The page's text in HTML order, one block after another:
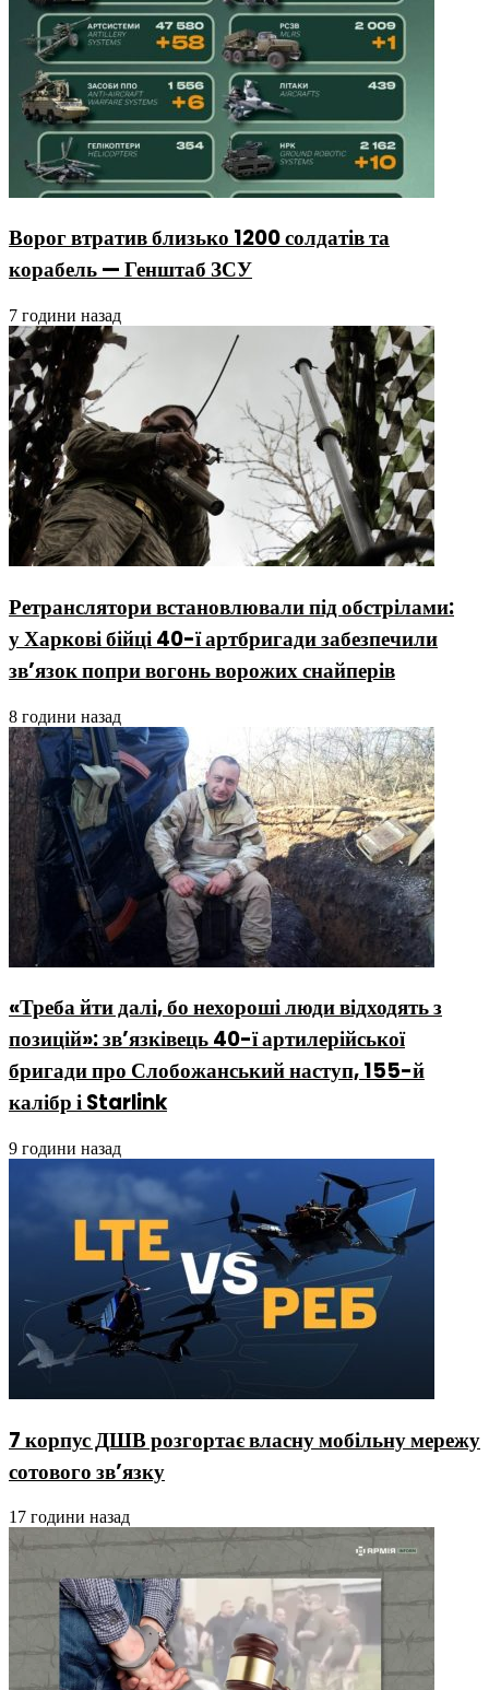
Ворог втратив близько 1200 солдатів та
корабель — Генштаб ЗСУ
7 години назад
Ретранслятори встановлювали під обстрілами:
у Харкові бійці 40-ї артбригади забезпечили
зв’язок попри вогонь ворожих снайперів
8 години назад
«Треба йти далі, бо нехороші люди відходять з
позицій»: зв’язківець 40-ї артилерійської
бригади про Слобожанський наступ, 155-й
калібр і Starlink
9 години назад
7 корпус ДШВ розгортає власну мобільну мережу
сотового зв’язку
17 години назад